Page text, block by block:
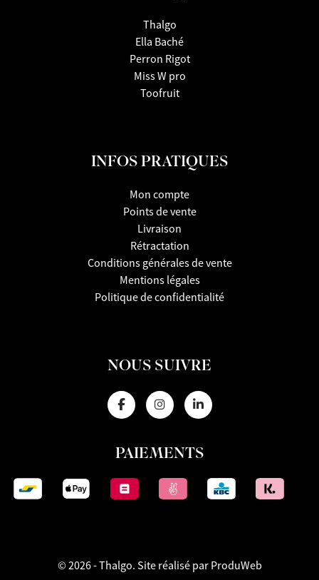
Thalgo
Ella Baché
Perron Rigot
Miss W pro
Toofruit
INFOS PRATIQUES
Mon compte
Points de vente
Livraison
Rétractation
Conditions générales de vente
Mentions légales
Politique de confidentialité
NOUS SUIVRE
PAIEMENTS
© 2026 - Thalgo. Site réalisé par ProduWeb